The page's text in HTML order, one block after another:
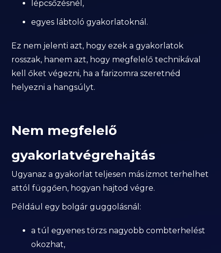
lépcsőzésnél,
egyes lábtoló gyakorlatoknál.
Ez nem jelenti azt, hogy ezek a gyakorlatok
rosszak, hanem azt, hogy megfelelő technikával
kell őket végezni, ha a farizomra szeretnéd
helyezni a hangsúlyt.
Nem megfelelő
gyakorlatvégrehajtás
Ugyanaz a gyakorlat teljesen más izmot terhelhet
attól függően, hogyan hajtod végre.
Például egy bolgár guggolásnál:
a túl egyenes törzs nagyobb combterhelést
okozhat,